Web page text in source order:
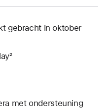
gebracht in oktober
met ondersteuning